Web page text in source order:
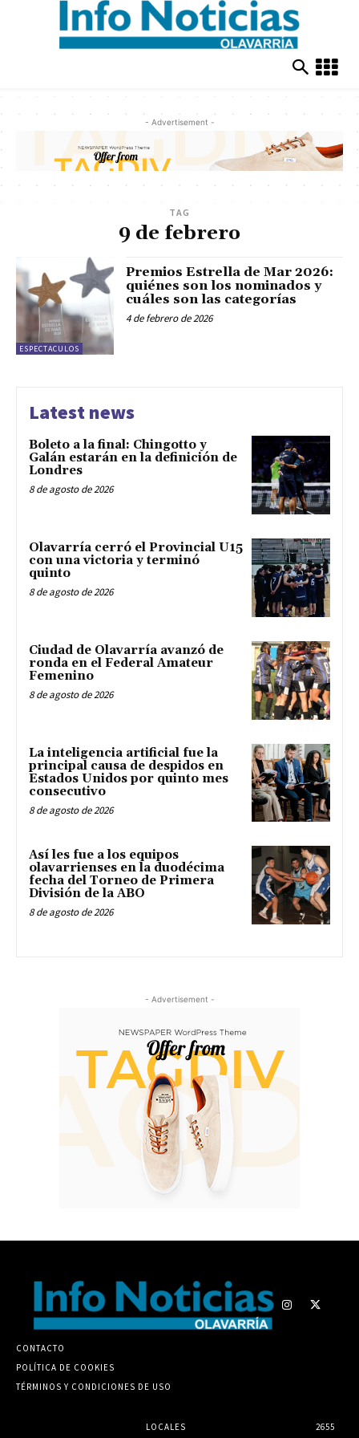
- Advertisement -
TAG
9 de febrero
ESPECTACULOS
Premios Estrella de Mar 2026:
quiénes son los nominados y
cuáles son las categorías
4 de febrero de 2026
Latest news
Boleto a la final: Chingotto y
Galán estarán en la definición de
Londres
8 de agosto de 2026
Olavarría cerró el Provincial U15
con una victoria y terminó
quinto
8 de agosto de 2026
Ciudad de Olavarría avanzó de
ronda en el Federal Amateur
Femenino
8 de agosto de 2026
La inteligencia artificial fue la
principal causa de despidos en
Estados Unidos por quinto mes
consecutivo
8 de agosto de 2026
Así les fue a los equipos
olavarrienses en la duodécima
fecha del Torneo de Primera
División de la ABO
8 de agosto de 2026
- Advertisement -
CONTACTO
POLÍTICA DE COOKIES
TÉRMINOS Y CONDICIONES DE USO
LOCALES 2655